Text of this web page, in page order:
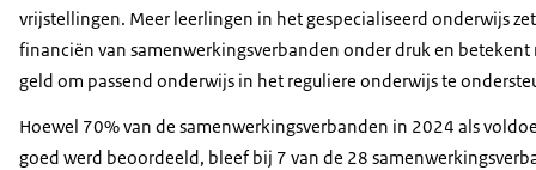
vrijstellingen. Meer leerlingen in het gespecialiseerd onderwijs
financiën van samenwerkingsverbanden onder druk en betekent
geld om passend onderwijs in het reguliere onderwijs te
Hoewel 70% van de samenwerkingsverbanden in 2024 als
goed werd beoordeeld, bleef bij 7 van de 28